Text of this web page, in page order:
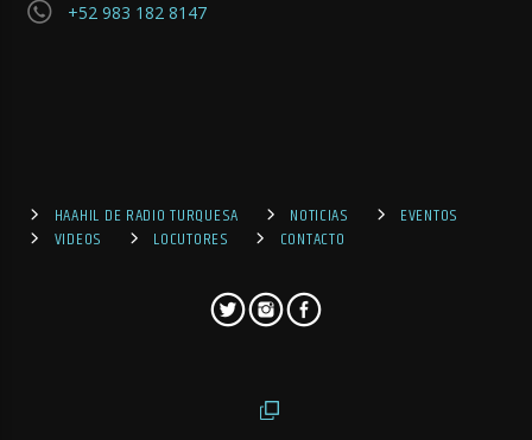
+52 983 182 8147
HAAHIL DE RADIO TURQUESA NOTICIAS
EVENTOS
VIDEOS
LOCUTORES CONTACTO